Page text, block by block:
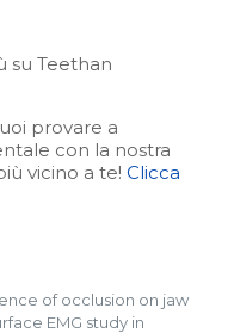
su Teethan
provare a
con la nostra
vicino a te! Clicca
of occlusion on jaw
EMG study in